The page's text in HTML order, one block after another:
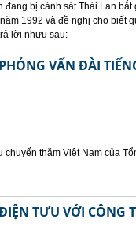
bị cảnh sát Thái Lan
1992 và đề nghị cho biết
lời nhưu sau:
VẤN ĐÀI
thăm Việt Nam của
TƯU VỚI CÔNG